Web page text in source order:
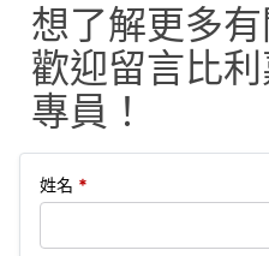
想了解更多有
歡迎留言比
專員！
姓名 *